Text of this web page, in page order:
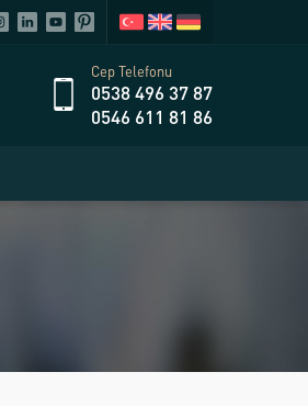
Cep Telefonu
0538 496 37 87
0546 611 81 86